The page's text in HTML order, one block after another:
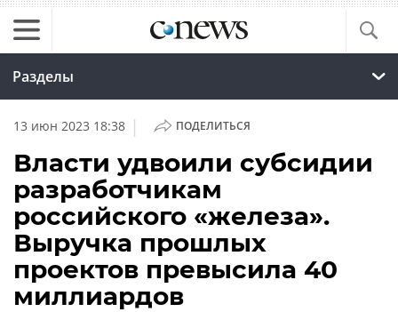
Разделы
13 июн 2023 18:38 | ПОДЕЛИТЬСЯ
Власти удвоили субсидии
разработчикам
российского «железа».
Выручка прошлых
проектов превысила 40
миллиардов